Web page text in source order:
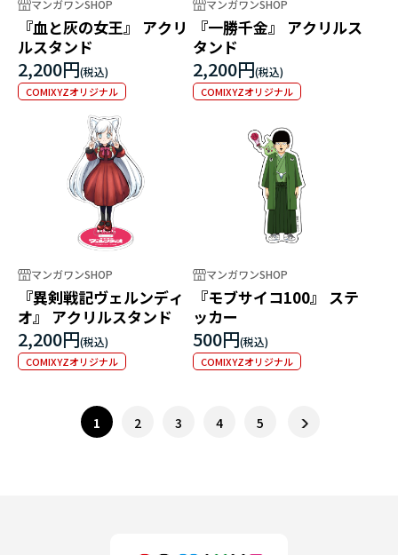
マンガワンSHOP
『血と灰の女王』 アクリ
ルスタンド
2,200円
COMIXYZオリジナル
マンガワンSHOP
『一勝千金』 アクリルス
タンド
2,200円
COMIXYZオリジナル
マンガワンSHOP
『異剣戦記ヴェルンディ
オ』 アクリルスタンド
2,200円
COMIXYZオリジナル
マンガワンSHOP
『モブサイコ100』 ステ
ッカー
500円
COMIXYZオリジナル
1 2 3 4 5